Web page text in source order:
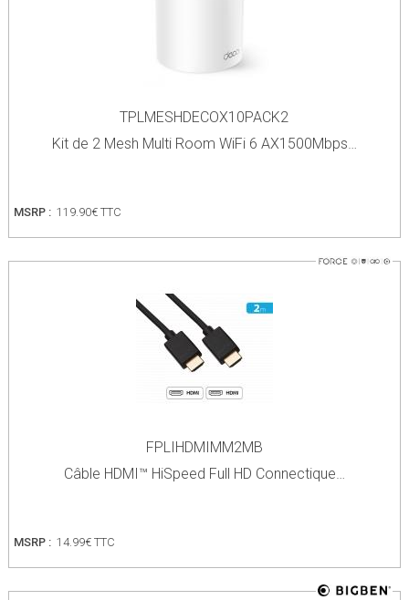
TPLMESHDECOX10PACK2
Kit de 2 Mesh Multi Room WiFi 6 AX1500Mbps…
MSRP : 119.90€ TTC
FPLIHDMIMM2MB
Câble HDMI™ HiSpeed Full HD Connectique…
MSRP : 14.99€ TTC